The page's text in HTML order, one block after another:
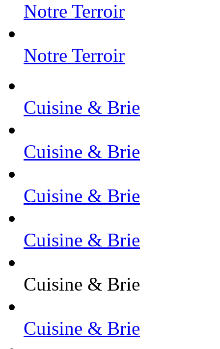
Notre Terroir
Notre Terroir
Cuisine & Brie
Cuisine & Brie
Cuisine & Brie
Cuisine & Brie
Cuisine & Brie
Cuisine & Brie